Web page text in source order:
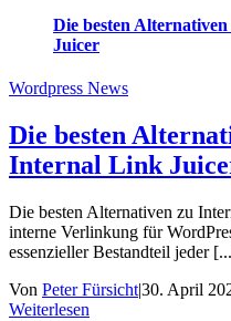
Die besten
Juicer
Wordpress News
Die besten
Internal Link
Die besten Alternativen zu
interne Verlinkung für
essenzieller Bestandteil jeder
Von Peter Fürsicht|30. April
Weiterlesen